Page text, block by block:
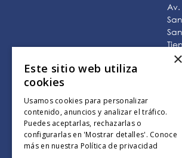
×
Este sitio web utiliza
cookies
Usamos cookies para personalizar
contenido, anuncios y analizar el tráfico.
Puedes aceptarlas, rechazarlas o
configurarlas en 'Mostrar detalles'. Conoce
más en nuestra Política de privacidad